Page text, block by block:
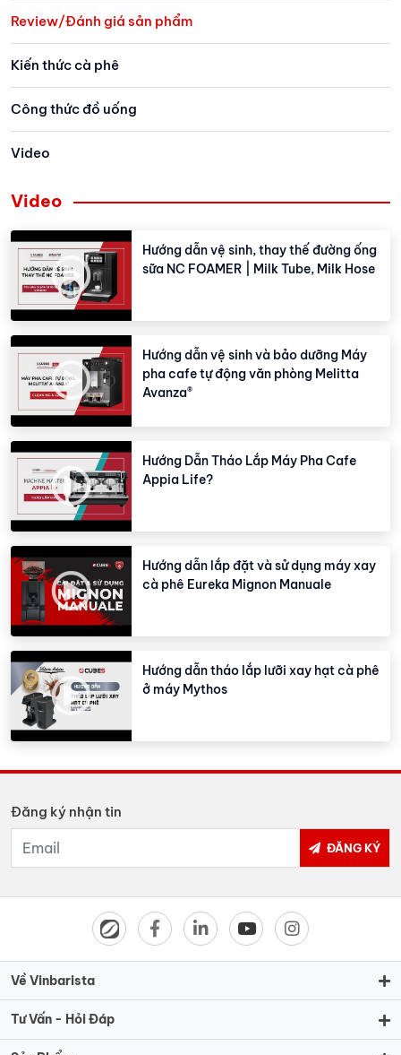
Review/Đánh giá sản phẩm
Kiến thức cà phê
Công thức đồ uống
Video
Video
Hướng dẫn vệ sinh, thay thế đường ống
sữa NC FOAMER | Milk Tube, Milk Hose
Hướng dẫn vệ sinh và bảo dưỡng Máy
pha cafe tự động văn phòng Melitta
Avanza®
Hướng Dẫn Tháo Lắp Máy Pha Cafe
Appia Life?
Hướng dẫn lắp đặt và sử dụng máy xay
cà phê Eureka Mignon Manuale
Hướng dẫn tháo lắp lưỡi xay hạt cà phê
ở máy Mythos
Đăng ký nhận tin
ĐĂNG KÝ
Về Vinbarista
Tư Vấn - Hỏi Đáp